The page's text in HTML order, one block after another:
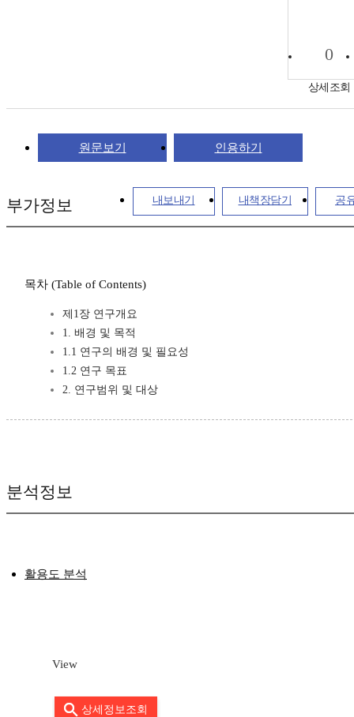
0
상세조회
원문보기 인용하기
내보내기 내책장담기 공
부가정보
목차 (Table of Contents)
제1장 연구개요
1. 배경 및 목적
1.1 연구의 배경 및 필요성
1.2 연구 목표
2. 연구범위 및 대상
분석정보
활용도 분석
View
상세정보조회